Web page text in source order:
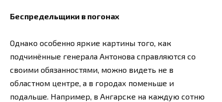
Беспредельщики в погонах
Однако особенно яркие картины того, как
подчинённые генерала Антонова справляются со
своими обязанностями, можно видеть не в
областном центре, а в городах поменьше и
подальше. Например, в Ангарске на каждую сотню